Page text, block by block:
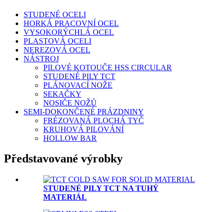
STUDENÉ OCELI
HORKÁ PRACOVNÍ OCEL
VYSOKORÝCHLÁ OCEL
PLASTOVÁ OCELI
NEREZOVÁ OCEL
NÁSTROJ
PILOVÉ KOTOUČE HSS CIRCULAR
STUDENÉ PILY TCT
PLÁNOVACÍ NOŽE
SEKAČKY
NOSIČE NOŽŮ
SEMI-DOKONČENÉ PRÁZDNINY
FRÉZOVANÁ PLOCHÁ TYČ
KRUHOVÁ PILOVÁNÍ
HOLLOW BAR
Představované výrobky
STUDENÉ PILY TCT NA TUHÝ
MATERIÁL